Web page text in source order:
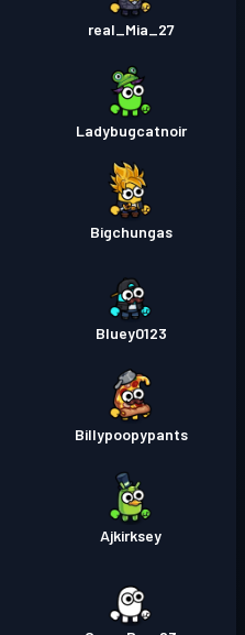
real_Mia_27
Ladybugcatnoir
Bigchungas
Bluey0123
Billypoopypants
Ajkirksey